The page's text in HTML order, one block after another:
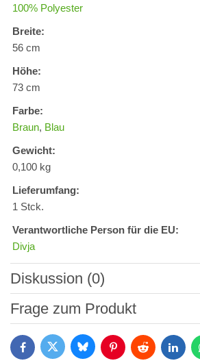
100% Polyester
Breite:
56 cm
Höhe:
73 cm
Farbe:
Braun, Blau
Gewicht:
0,100 kg
Lieferumfang:
1 Stck.
Verantwortliche Person für die EU:
Divja
Diskussion (0)
Neuer Kommentar
Titel:
Frage zum Produkt
FacebookTwitter BlueskyPinterestReddit